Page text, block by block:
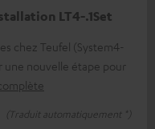
LT4-.1Set
chez Teufel (System4-
une nouvelle étape pour
(Traduit automatiquement *)